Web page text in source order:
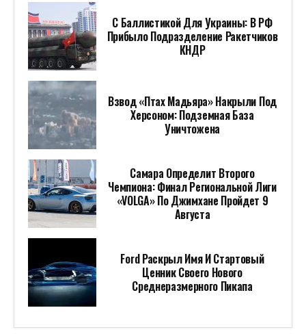
С Баллистикой Для Украины: В РФ
Прибыло Подразделение Ракетчиков
КНДР
Взвод «Птах Мадьяра» Накрыли Под
Херсоном: Подземная База
Уничтожена
Самара Определит Второго
Чемпиона: Финал Региональной Лиги
«VOLGA» По Джимхане Пройдет 9
Августа
Ford Раскрыл Имя И Стартовый
Ценник Своего Нового
Среднеразмерного Пикапа